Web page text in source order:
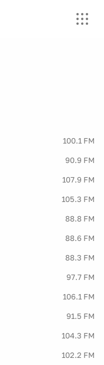
100.1 FM
90.9 FM
107.9 FM
105.3 FM
88.8 FM
88.6 FM
88.3 FM
97.7 FM
106.1 FM
91.5 FM
104.3 FM
102.2 FM